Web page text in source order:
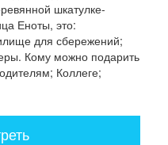
шкатулке-
Еноты, это:
для сбережений;
Кому можно подарить
Коллеге;